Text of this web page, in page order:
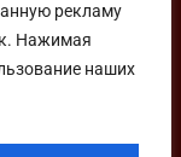
рекламу
Нажимая
наших